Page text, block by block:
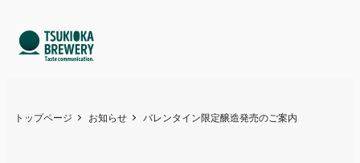
トップページ お知らせ バレンタイン限定醸造発売のご案内